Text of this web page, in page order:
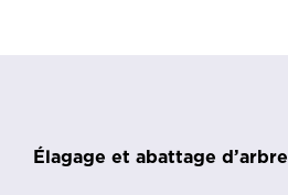
Élagage et abattage d’arbre